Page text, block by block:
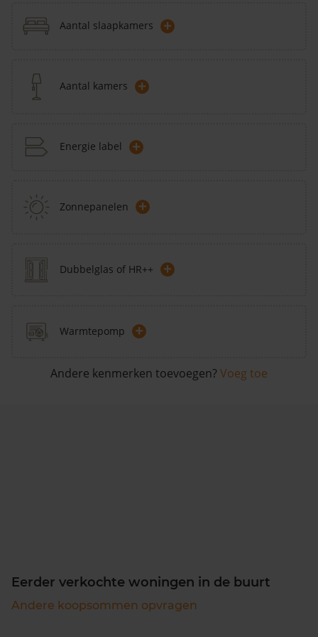
Aantal slaapkamers +
Aantal kamers +
Energie label +
Zonnepanelen +
Dubbelglas of HR++ +
Warmtepomp +
Andere kenmerken toevoegen? Voeg toe
Eerder verkochte woningen in de buurt
Andere koopsommen opvragen